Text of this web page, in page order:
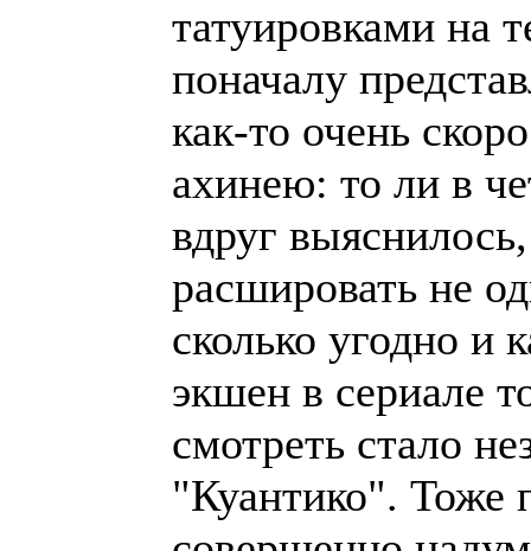
татуировками на
поначалу
как-то очень
ахинею: то ли в
вдруг
расшировать не
сколько угодно
экшен в сериале
смотреть стало
"Куантико". Тоже